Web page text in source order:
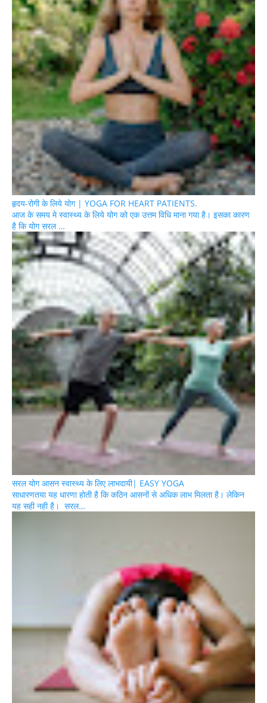
हृदय-रोगी के लिये योग | YOGA FOR HEART PATIENTS.
आज के समय मे स्वास्थ्य के लिये योग को एक उत्तम विधि माना गया है। इसका कारण
है कि योग सरल …
सरल योग आसन स्वास्थ्य के लिए लाभदायी| EASY YOGA
साधारणतया यह धारणा होती है कि कठिन आसनों से अधिक लाभ मिलता है। लेकिन
यह सही नही है। सरल…